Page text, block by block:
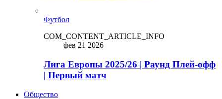
Футбол
COM_CONTENT_ARTICLE_INFO
фев 21 2026
Лига Европы 2025/26 | Раунд Плей-офф
| Первый матч
Общество